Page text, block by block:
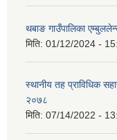
थबाङ गाउँपालिका
मिति: 01/12/2024 -
स्थानीय तह प्राविधिक
२०७८
मिति: 07/14/2022 -